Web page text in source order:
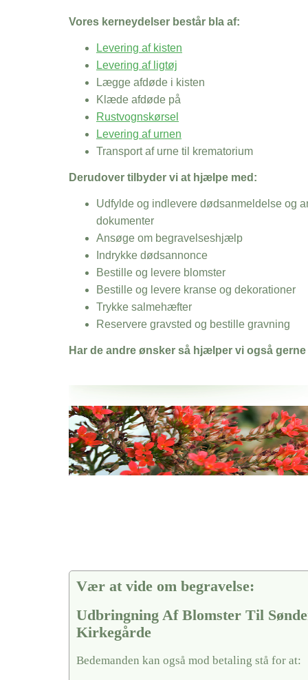
Vores kerneydelser består bla af:
Levering af kisten
Levering af ligtøj
Lægge afdøde i kisten
Klæde afdøde på
Rustvognskørsel
Levering af urnen
Transport af urne til krematorium
Derudover tilbyder vi at hjælpe med:
Udfylde og indlevere dødsanmeldelse og
dokumenter
Ansøge om begravelseshjælp
Indrykke dødsannonce
Bestille og levere blomster
Bestille og levere kranse og dekorationer
Trykke salmehæfter
Reservere gravsted og bestille gravning
Har de andre ønsker så hjælper vi også gerne
Her hos os får du altid en god afslutning når det gælder
Udbringning Af Blomster Til Søndersø Kirkegårde
vi hjælper i alle faser af begravelsel
Vær at vide om begravelse:
Udbringning Af Blomster Til
Kirkegårde
Bedemanden kan også mod betaling stå for at: